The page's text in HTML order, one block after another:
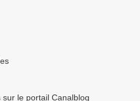
le portail Canalblog